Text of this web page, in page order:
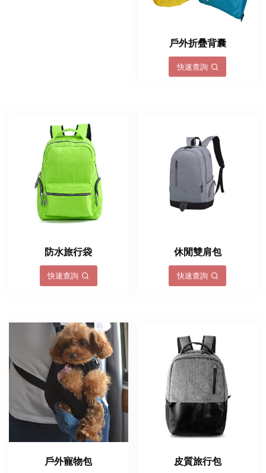
戶外折疊背囊
快速查詢
防水旅行袋
快速查詢
休閒雙肩包
快速查詢
戶外寵物包 皮質旅行包